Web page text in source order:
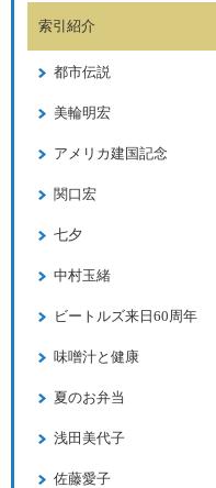
索引紹介
都市伝説
美輪明宏
アメリカ建国記念
関口宏
七夕
中村玉緒
ビートルズ来日60周年
味噌汁と健康
夏のお弁当
浅田美代子
佐藤愛子